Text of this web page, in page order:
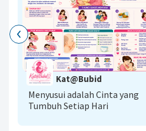
Kat@Bubid
Menyusui adalah Cinta yang
Tumbuh Setiap Hari